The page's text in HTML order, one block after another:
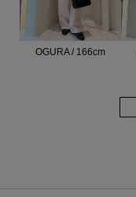
OGURA / 166cm